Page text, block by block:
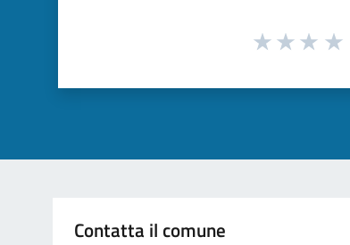
Contatta il comune